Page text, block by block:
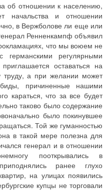
об отношении к населению,
начальства и отношении
в Вержболове ли еще или
Ренненкампф объявил
что мы воюем не
регулярными
оставаться на
труду, а при желании может
причиненные нашими
караться, что за все будет
таково было содержание
было покинувшее
Той же гуманностью
в такой мере полезна для
генерал и в отношении
пооткрывались в
ранее глухо
на улицах появились
купцы не торговали